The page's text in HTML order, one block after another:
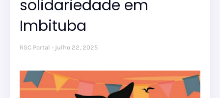
solidariedade em
Imbituba
RSC Portal julho 22, 2025